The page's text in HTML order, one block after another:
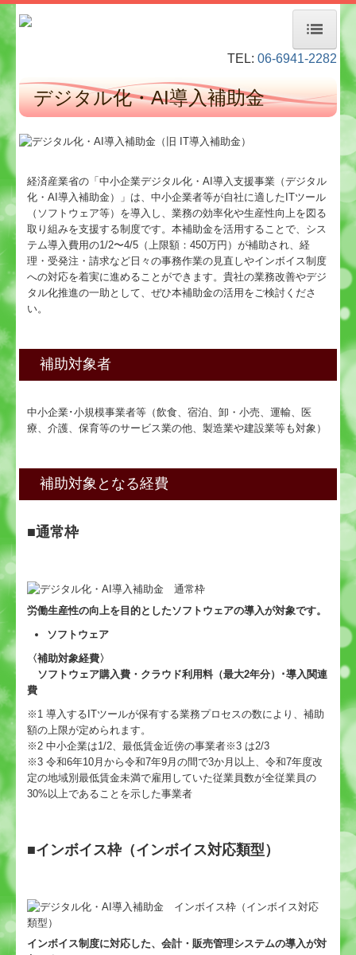
経営者お役立ち情報
事務所紹介
当事務所のお客様
料金について
業務内容
TKCモニタリング情報サービス
セミナー案内
経営理念
TEL: 06-6941-2282
デジタル化・AI導入補助金
経済産業省の「中小企業デジタル化・AI導入支援事業（デジタル
化・AI導入補助金）」は、中小企業者等が自社に適したITツール
（ソフトウェア等）を導入し、業務の効率化や生産性向上を図る
取り組みを支援する制度です。本補助金を活用することで、シス
テム導入費用の1/2〜4/5（上限額：450万円）が補助され、経
理・受発注・請求など日々の事務作業の見直しやインボイス制度
への対応を着実に進めることができます。貴社の業務改善やデジ
タル化推進の一助として、ぜひ本補助金の活用をご検討くださ
い。
補助対象者
中小企業･小規模事業者等（飲食、宿泊、卸・小売、運輸、医
療、介護、保育等のサービス業の他、製造業や建設業等も対象）
補助対象となる経費
■通常枠
労働生産性の向上を目的としたソフトウェアの導入が対象です。
ソフトウェア
〈補助対象経費〉
ソフトウェア購入費・クラウド利用料（最大2年分）･導入関連
費
※1 導入するITツールが保有する業務プロセスの数により、補助
額の上限が定められます。
※2 中小企業は1/2、最低賃金近傍の事業者※3 は2/3
※3 令和6年10月から令和7年9月の間で3か月以上、令和7年度改
定の地域別最低賃金未満で雇用していた従業員数が全従業員の
30%以上であることを示した事業者
■インボイス枠（インボイス対応類型）
インボイス制度に対応した、会計・販売管理システムの導入が対